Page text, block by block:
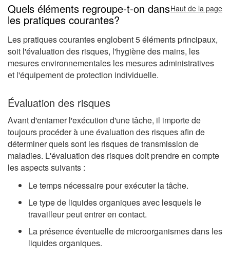
Quels éléments regroupe-t-on dans
les pratiques courantes?
Haut de la page
Les pratiques courantes englobent 5 éléments principaux,
soit l'évaluation des risques, l'hygiène des mains, les
mesures environnementales les mesures administratives
et l'équipement de protection individuelle.
Évaluation des risques
Avant d'entamer l'exécution d'une tâche, il importe de
toujours procéder à une évaluation des risques afin de
déterminer quels sont les risques de transmission de
maladies. L'évaluation des risques doit prendre en compte
les aspects suivants :
Le temps nécessaire pour exécuter la tâche.
Le type de liquides organiques avec lesquels le
travailleur peut entrer en contact.
La présence éventuelle de microorganismes dans les
liquides organiques.